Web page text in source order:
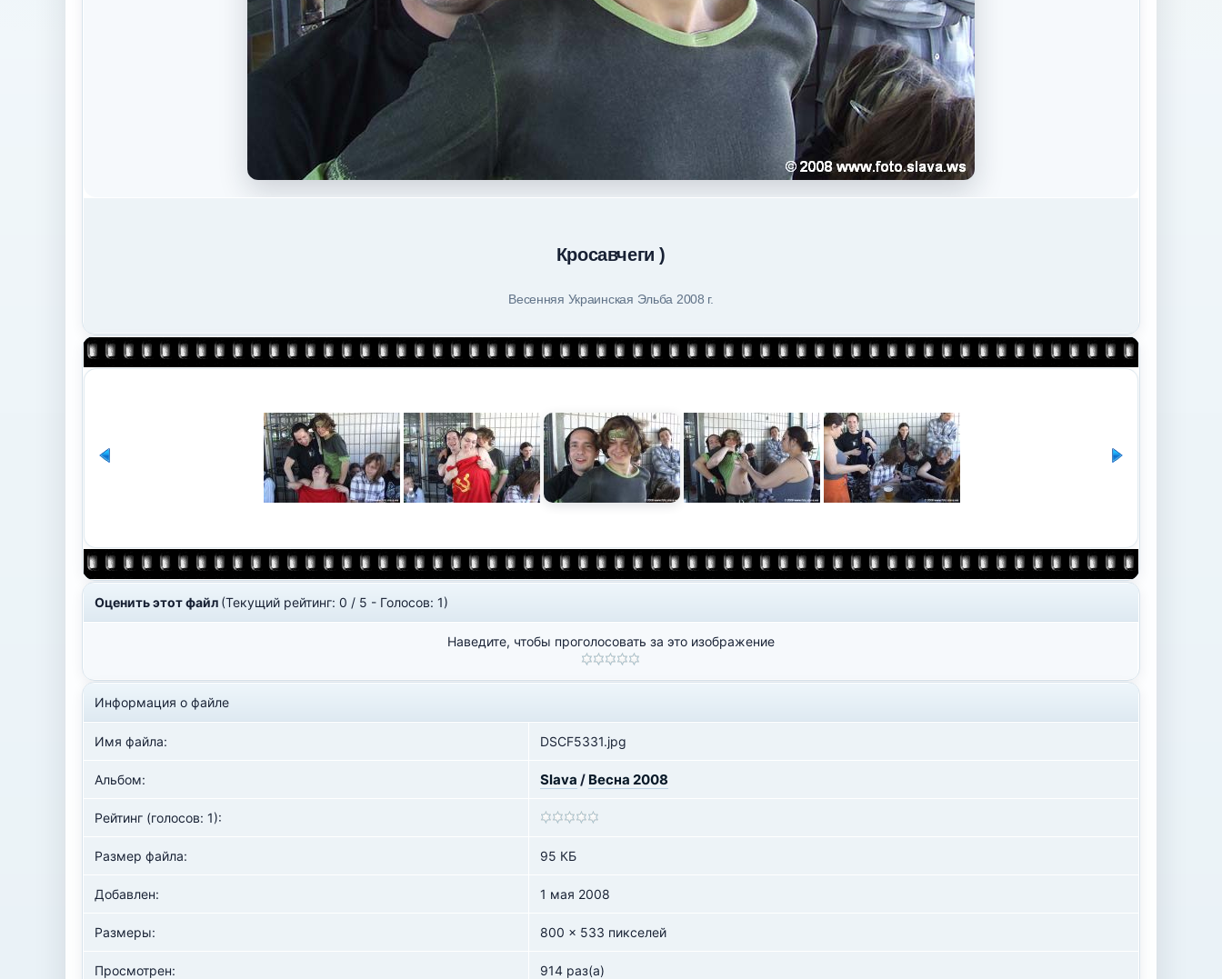
Кросавчеги )
Весенняя Украинская Эльба 2008 г.
Оценить этот файл (Текущий рейтинг: 0 / 5 - Голосов: 1)
Наведите, чтобы проголосовать за это изображение
Информация о файле
Имя файла: DSCF5331.jpg
Альбом: Slava / Весна 2008
Рейтинг (голосов: 1):
Размер файла: 95 КБ
Добавлен: 1 мая 2008
Размеры: 800 x 533 пикселей
Просмотрен: 914 раз(а)